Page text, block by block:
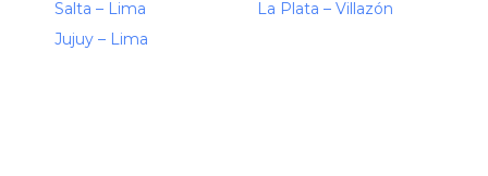
Salta – Lima
Jujuy – Lima
La Plata – Villazón